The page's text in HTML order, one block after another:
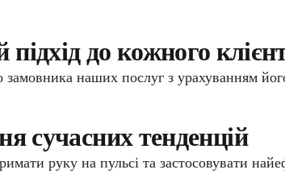
підхід до кожного
наших послуг з урахуванням
сучасних тенденцій
руку на пульсі та застосовувати